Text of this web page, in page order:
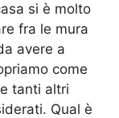
si è molto
fra le mura
avere a
come
tanti altri
Qual è